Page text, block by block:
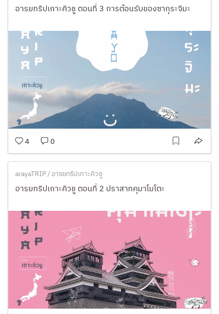
อารยทริปเกาะคิวชู ตอนที่ 3 การต้อนรับของซากุระจิมะ
4 0
arayaTRIP / อารยทริปเกาะคิวชู
อารยทริปเกาะคิวชู ตอนที่ 2 ปราสาทคุมาโมโตะ